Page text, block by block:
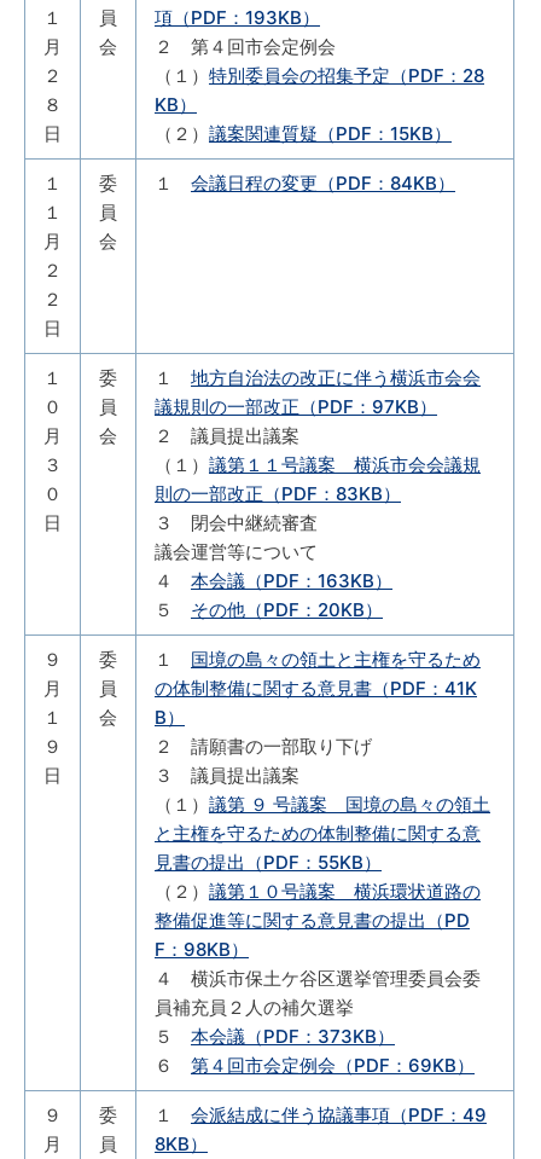
１
月
２
８
日
員
会
項（PDF：193KB）
２ 第４回市会定例会
（１） 特別委員会の招集予定（PDF：28
KB）
（２） 議案関連質疑（PDF：15KB）
１
１
月
２
２
日
委
員
会
１ 会議日程の変更（PDF：84KB）
１
０
月
３
０
日
委
員
会
１ 地方自治法の改正に伴う横浜市会会
議規則の一部改正（PDF：97KB）
２ 議員提出議案
（１） 議第１１号議案 横浜市会会議規
則の一部改正（PDF：83KB）
３ 閉会中継続審査
議会運営等について
４ 本会議（PDF：163KB）
５ その他（PDF：20KB）
９
月
１
９
日
委
員
会
１ 国境の島々の領土と主権を守るため
の体制整備に関する意見書（PDF：41K
B）
２ 請願書の一部取り下げ
３ 議員提出議案
（１） 議第 ９ 号議案 国境の島々の領土
と主権を守るための体制整備に関する意
見書の提出（PDF：55KB）
（２） 議第１０号議案 横浜環状道路の
整備促進等に関する意見書の提出（PD
F：98KB）
４ 横浜市保土ケ谷区選挙管理委員会委
員補充員２人の補欠選挙
５ 本会議（PDF：373KB）
６ 第４回市会定例会（PDF：69KB）
９
月
委
員
１ 会派結成に伴う協議事項（PDF：49
8KB）